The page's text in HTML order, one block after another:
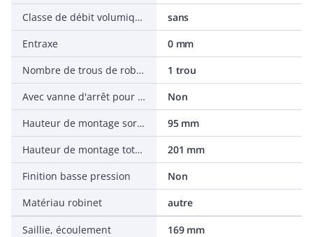
Classe de débit volumique
sans
Entraxe
0 mm
Nombre de trous de robinetterie
1 trou
Avec vanne d'arrêt pour lave-vaisselle
Non
Hauteur de montage sortie de robinet inférieure
95 mm
Hauteur de montage totale
201 mm
Finition basse pression
Non
Matériau robinet
autre
Saillie, écoulement
169 mm